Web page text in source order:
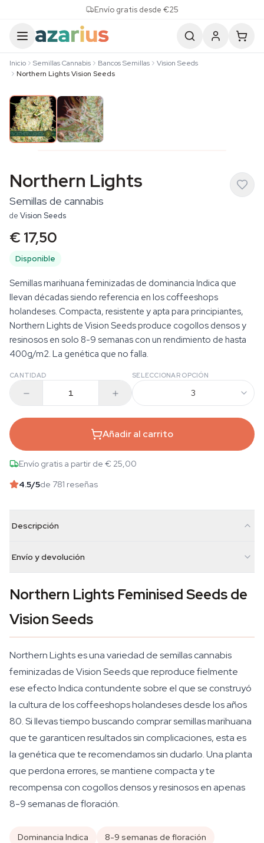
Envío gratis desde €25
Inicio Semillas Cannabis Bancos Semillas
Vision Seeds
Northern Lights Vision Seeds
Northern Lights
Semillas de cannabis
de Vision Seeds
€ 17,50
Disponible
Semillas marihuana feminizadas de dominancia Indica que
llevan décadas siendo referencia en los coffeeshops
holandeses. Compacta, resistente y apta para principiantes,
Northern Lights de Vision Seeds produce cogollos densos y
resinosos en solo 8-9 semanas con un rendimiento de hasta
400g/m2. La genética que no falla.
CANTIDAD SELECCIONAR OPCIÓN
3
Añadir al carrito
Envío gratis a partir de € 25,00
4.5/5de 781 reseñas
Descripción
Envío y devolución
Northern Lights Feminised Seeds de
Vision Seeds
Northern Lights es una variedad de semillas cannabis
feminizadas de Vision Seeds que reproduce fielmente
ese efecto Indica contundente sobre el que se construyó
la cultura de los coffeeshops holandeses desde los años
80. Si llevas tiempo buscando comprar semillas marihuana
que te garanticen resultados sin complicaciones, esta es
la genética que te recomendamos sin dudarlo. Una planta
que perdona errores, se mantiene compacta y te
recompensa con cogollos densos y resinosos en apenas
8-9 semanas de floración.
Dominancia Indica
8-9 semanas de floración